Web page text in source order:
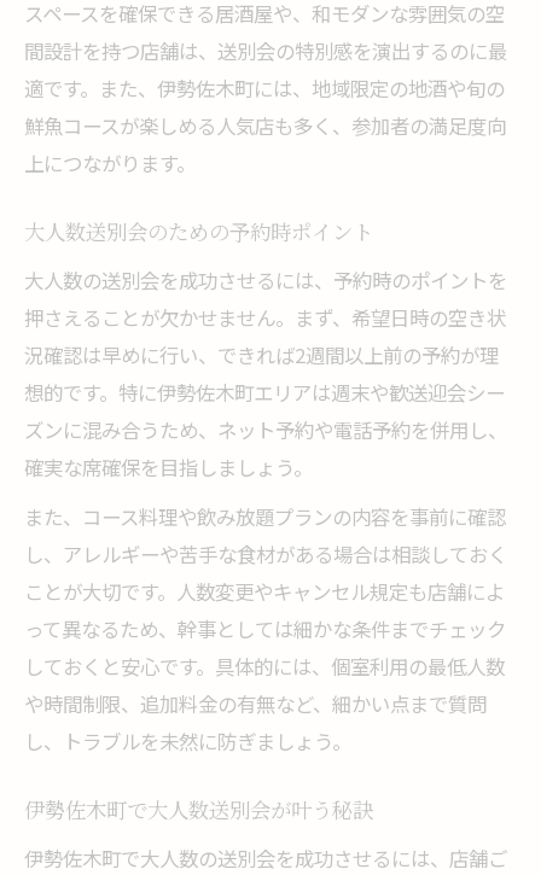
スペースを確保できる居酒屋や、和モダンな雰囲気の空
間設計を持つ店舗は、送別会の特別感を演出するのに最
適です。また、伊勢佐木町には、地域限定の地酒や旬の
鮮魚コースが楽しめる人気店も多く、参加者の満足度向
上につながります。
大人数送別会のための予約時ポイント
大人数の送別会を成功させるには、予約時のポイントを
押さえることが欠かせません。まず、希望日時の空き状
況確認は早めに行い、できれば2週間以上前の予約が理
想的です。特に伊勢佐木町エリアは週末や歓送迎会シー
ズンに混み合うため、ネット予約や電話予約を併用し、
確実な席確保を目指しましょう。
また、コース料理や飲み放題プランの内容を事前に確認
し、アレルギーや苦手な食材がある場合は相談しておく
ことが大切です。人数変更やキャンセル規定も店舗によ
って異なるため、幹事としては細かな条件までチェック
しておくと安心です。具体的には、個室利用の最低人数
や時間制限、追加料金の有無など、細かい点まで質問
し、トラブルを未然に防ぎましょう。
伊勢佐木町で大人数送別会が叶う秘訣
伊勢佐木町で大人数の送別会を成功させるには、店舗ご